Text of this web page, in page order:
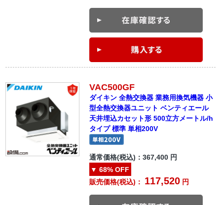
VAC500GF
ダイキン 全熱交換器 業務用換気機器 小
型全熱交換器ユニット ベンティエール
天井埋込カセット形 500立方メートル/h
タイプ 標準 単相200V
通常価格(税込)：367,400 円
▼ 68% OFF
販売価格(税込)： 117,520 円